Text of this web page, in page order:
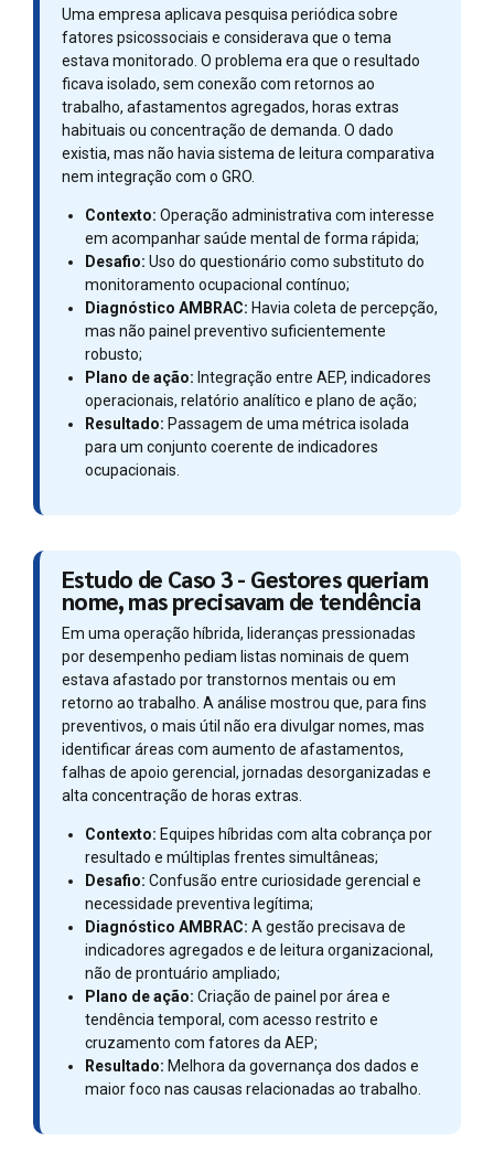
Uma empresa aplicava pesquisa periódica sobre
fatores psicossociais e considerava que o tema
estava monitorado. O problema era que o resultado
ficava isolado, sem conexão com retornos ao
trabalho, afastamentos agregados, horas extras
habituais ou concentração de demanda. O dado
existia, mas não havia sistema de leitura comparativa
nem integração com o GRO.
Contexto: Operação administrativa com interesse
em acompanhar saúde mental de forma rápida;
Desafio: Uso do questionário como substituto do
monitoramento ocupacional contínuo;
Diagnóstico AMBRAC: Havia coleta de percepção,
mas não painel preventivo suficientemente
robusto;
Plano de ação: Integração entre AEP, indicadores
operacionais, relatório analítico e plano de ação;
Resultado: Passagem de uma métrica isolada
para um conjunto coerente de indicadores
ocupacionais.
Estudo de Caso 3 - Gestores queriam
nome, mas precisavam de tendência
Em uma operação híbrida, lideranças pressionadas
por desempenho pediam listas nominais de quem
estava afastado por transtornos mentais ou em
retorno ao trabalho. A análise mostrou que, para fins
preventivos, o mais útil não era divulgar nomes, mas
identificar áreas com aumento de afastamentos,
falhas de apoio gerencial, jornadas desorganizadas e
alta concentração de horas extras.
Contexto: Equipes híbridas com alta cobrança por
resultado e múltiplas frentes simultâneas;
Desafio: Confusão entre curiosidade gerencial e
necessidade preventiva legítima;
Diagnóstico AMBRAC: A gestão precisava de
indicadores agregados e de leitura organizacional,
não de prontuário ampliado;
Plano de ação: Criação de painel por área e
tendência temporal, com acesso restrito e
cruzamento com fatores da AEP;
Resultado: Melhora da governança dos dados e
maior foco nas causas relacionadas ao trabalho.